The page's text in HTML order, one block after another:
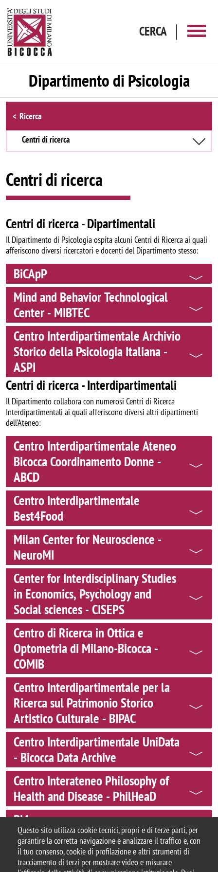
Questo sito utilizza cookie tecnici, propri e di terze parti, per
garantire la corretta navigazione e analizzare il traffico e, con
il tuo consenso, cookie di profilazione e altri strumenti di
tracciamento di terzi per mostrare video e misurare
CERCA
Dipartimento di Psicologia
Browse the section
Ricerca
Centri di ricerca
Centri di ricerca
Centri di ricerca - Dipartimentali
Il Dipartimento di Psicologia ospita alcuni Centri di Ricerca ai quali
afferiscono diversi ricercatori e docenti del Dipartimento stesso:
BiCApP
Mind and Behavior Technological
Center - MIBTEC
Centro Interdipartimentale Archivio
Storico della Psicologia Italiana -
ASPI
Centri di ricerca - Interdipartimentali
Il Dipartimento collabora con numerosi Centri di Ricerca
Interdipartimentali ai quali afferiscono diversi altri dipartimenti
dell’Ateneo:
Centro Interdipartimentale Ateneo
Bicocca Coordinamento Donne -
ABCD
Centro Interdipartimentale
Best4Food
Milan Center for Neuroscience -
NeuroMI
Center for Interdisciplinary Studies
in Economics, Psychology and
Social sciences - CISEPS
Centro di Ricerca in Ottica e
Optometria di Milano-Bicocca -
COMIB
Centro Interdipartimentale per la
Ricerca sul Patrimonio Storico
Artistico Culturale - BIPAC
Centro Interdipartimentale UniData
- Bicocca Data Archive
Centro Interateneo Philosophy of
Health and Disease - PhilHeaD
Bi4
© 2025 Università degli Studi di Milano-Bicocca